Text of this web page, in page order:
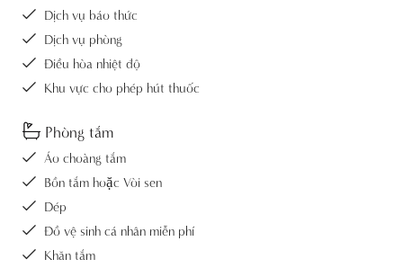
Dịch vụ báo thức
Dịch vụ phòng
Điều hòa nhiệt độ
Khu vực cho phép hút thuốc
Phòng tắm
Áo choàng tắm
Bồn tắm hoặc Vòi sen
Dép
Đồ vệ sinh cá nhân miễn phí
Khăn tắm